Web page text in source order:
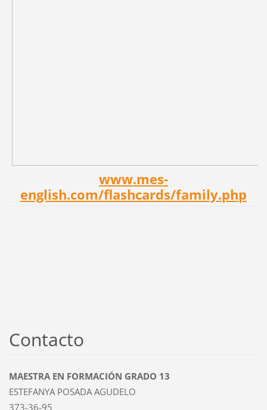
www.mes-
english.com/flashcards/family.php
Contacto
MAESTRA EN FORMACIÓN GRADO 13
ESTEFANYA POSADA AGUDELO
373-36-95